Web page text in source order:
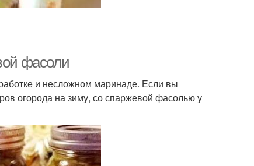
фасоли
и несложном маринаде. Если вы
огорода на зиму, со спаржевой фасолью у